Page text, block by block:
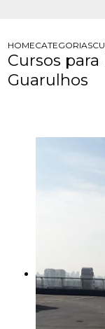
HOMECATEGORIAS
Cursos
Guarulhos